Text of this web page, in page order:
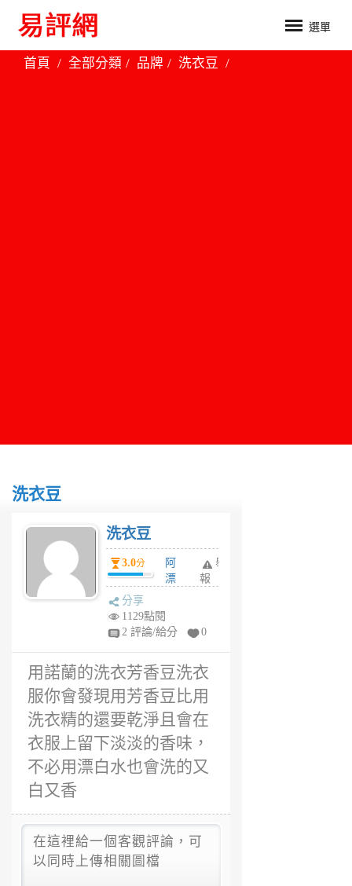
選單
首頁 全部分類 品牌 洗衣豆
洗衣豆
洗衣豆
3.0分
阿
漂
前
舉
報
分享
1129點閱
2 評論/給分
0
用諾蘭的洗衣芳香豆洗衣
服你會發現用芳香豆比用
洗衣精的還要乾淨且會在
衣服上留下淡淡的香味，
不必用漂白水也會洗的又
白又香